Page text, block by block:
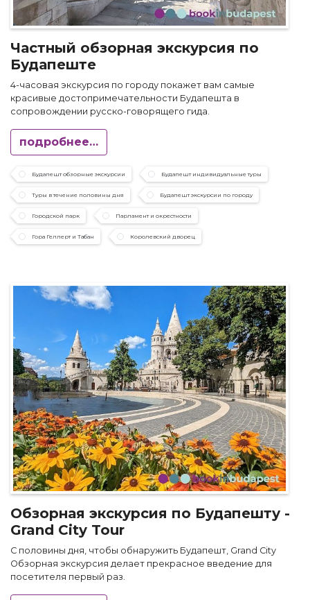
Частный обзорная экскурсия по
Будапеште
4-часовая экскурсия по городу покажет вам самые
красивые достопримечательности Будапешта в
сопровождении русско-говорящего гида.
подробнее…
Будапешт обзорные экскурсии Будапешт индивидуальные туры
Туры в течение половины дня Будапешт экскурсии по городу
Городской парк Парламент и окрестности
Гора Геллерт и Табан Королевский дворец
Обзорная экскурсия по Будапешту -
Grand City Tour
С половины дня, чтобы обнаружить Будапешт, Grand City
Обзорная экскурсия делает прекрасное введение для
посетителя первый раз.